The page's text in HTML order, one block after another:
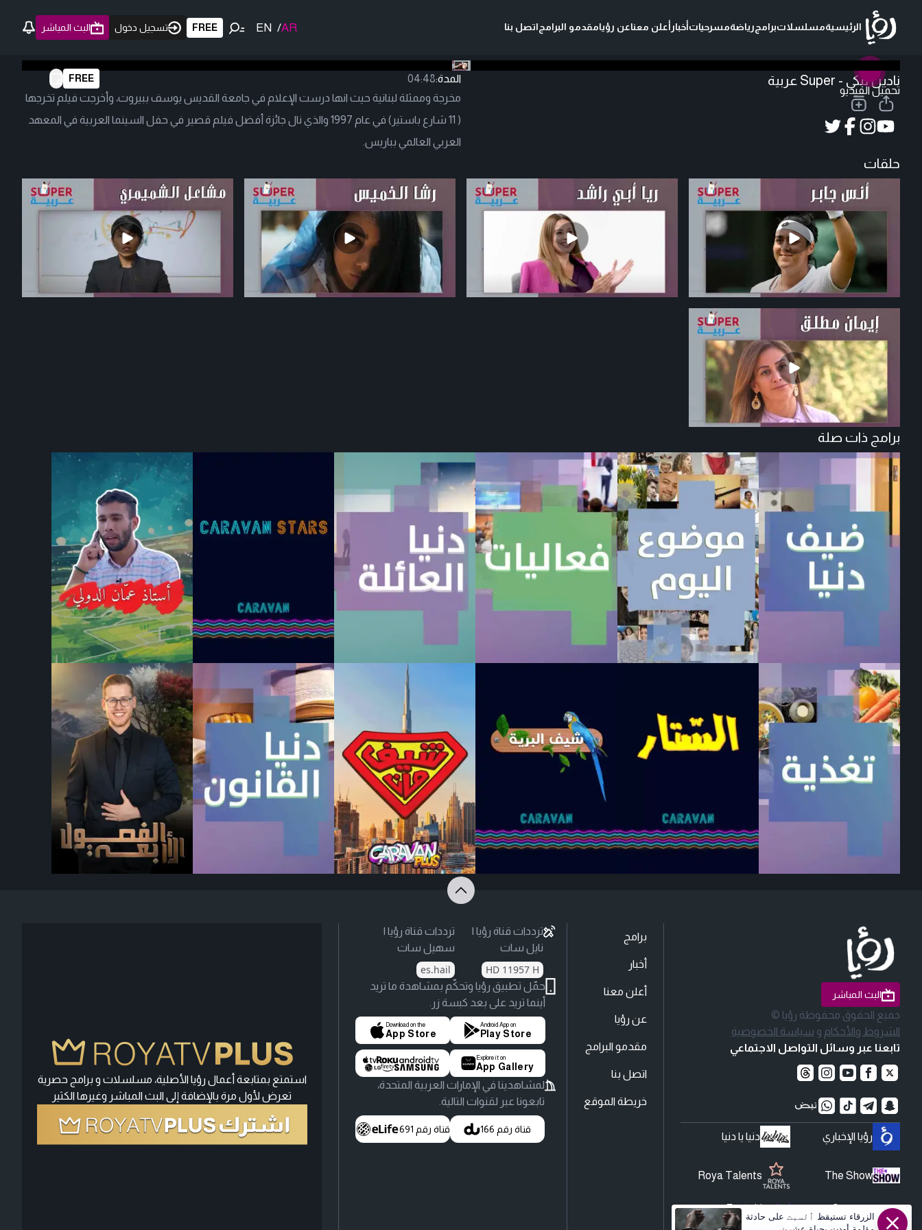
الرئيسيةمسلسلاتبرامجرياضةمسرحياتأخبارأعلن معناعن رؤيامقدمو البرامجاتصل بنا AR
/
EN
FREE تسجيل دخول البث المباشر
تحميل الفيديو
FREE نادين لبكي - Super عربية المدة:04:48
مخرجة وممثلة لبنانية حيث انها درست الإعلام في جامعة القديس يوسف ببيروت، وأخرجت فيلم تخرجها
( 11 شارع باستير) في عام 1997 والذي نال جائزة أفضل فيلم قصير في حفل السينما العربية في المعهد
العربي العالمي بباريس.
حلقات
برامج ذات صلة
البث المباشر
جميع الحقوق محفوظة رؤيا ©
الشروط والأحكام و سياسة الخصوصية
تابعنا عبر وسائل التواصل الاجتماعي
رؤيا الإخباري دنيا يا دنيا
The Show
Roya Talents
Caravan
Fantahi
برامج
أخبار
أعلن معنا
عن رؤيا
مقدمو البرامج
اتصل بنا
خريطة الموقع
ترددات قناة رؤيا |
نايل سات
HD 11957 H
ترددات قناة رؤيا |
سهيل سات
es.hail
حمّل تطبيق رؤيا وتحكّم بمشاهدة ما تريد
أينما تريد على بعد كبسة زر.
Android App on
Play Store
Download on the
App Store
Explore it on
App Gallery
لمشاهدينا في الإمارات العربية المتحدة،
تابعونا عبر لقنوات التالية.
قناة رقم 166 قناة رقم 691
استمتع بمتابعة أعمال رؤيا الأصلية، مسلسلات و برامج حصرية
تعرض لأول مرة بالإضافة إلى البث المباشر وغيرها الكثير
الزرقاء تستيقظ ٱلسبت على حادثة